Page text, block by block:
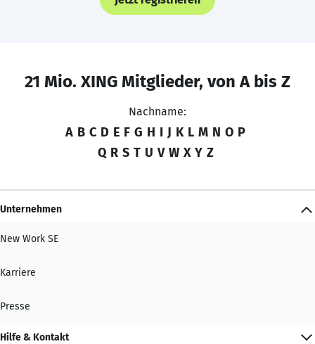
21 Mio. XING Mitglieder, von A bis Z
Nachname:
A B C D E F G H I J K L M N O P
Q R S T U V W X Y Z
Unternehmen
New Work SE
Karriere
Presse
Hilfe & Kontakt